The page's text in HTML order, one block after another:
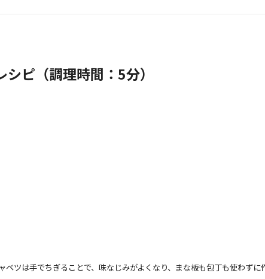
ピ（調理時間：5分）
ツは手でちぎることで、味なじみがよくなり、まな板も包丁も使わず